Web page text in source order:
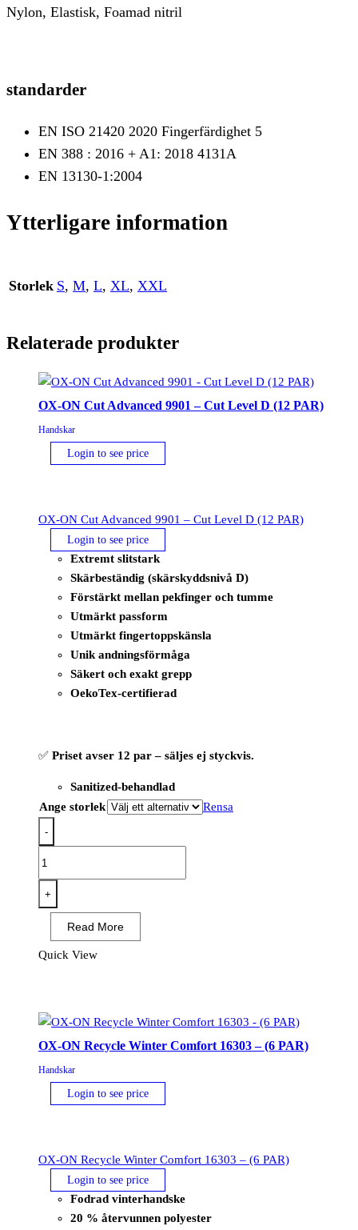
Nylon, Elastisk, Foamad nitril
standarder
EN ISO 21420 2020 Fingerfärdighet 5
EN 388 : 2016 + A1: 2018 4131A
EN 13130-1:2004
Ytterligare information
Storlek S, M, L, XL, XXL
Relaterade produkter
OX-ON Cut Advanced 9901 – Cut Level D (12 PAR)
Handskar
Login to see price
OX-ON Cut Advanced 9901 – Cut Level D (12 PAR)
Login to see price
Extremt slitstark
Skärbeständig (skärskyddsnivå D)
Förstärkt mellan pekfinger och tumme
Utmärkt passform
Utmärkt fingertoppskänsla
Unik andningsförmåga
Säkert och exakt grepp
OekoTex-certifierad
✅ Priset avser 12 par – säljes ej styckvis.
Sanitized-behandlad
Ange storlek
Rensa
-
Cut
Advanced
-
(12
PAR)
mängd
+
Read More
Quick View
OX-ON Recycle Winter Comfort 16303 – (6 PAR)
Handskar
Login to see price
OX-ON Recycle Winter Comfort 16303 – (6 PAR)
Login to see price
Fodrad vinterhandske
20 % återvunnen polyester